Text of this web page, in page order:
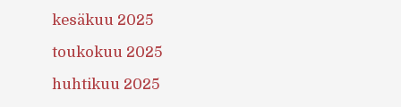
kesäkuu 2025
toukokuu 2025
huhtikuu 2025